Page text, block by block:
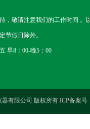
，敬请注意我们的工作时间 。
节假日除外。
早8：00-晚5：00
有限公司 版权所有 ICP备案号